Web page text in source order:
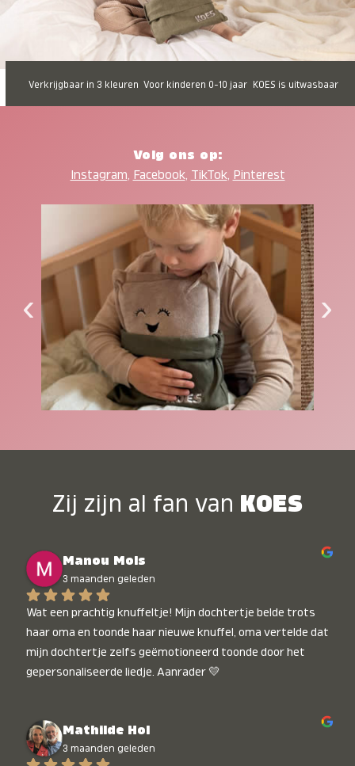
Verkrijgbaar in 3 kleuren Voor kinderen 0-10 jaar KOES is uitwasbaar
Volg ons op:
Instagram, Facebook, TikTok, Pinterest
‹ ›
Zij zijn al fan van KOES
Manou Mols
3 maanden geleden
Wat een prachtig knuffeltje! Mijn dochtertje belde trots
haar oma en toonde haar nieuwe knuffel, oma vertelde dat
mijn dochtertje zelfs geëmotioneerd toonde door het
gepersonaliseerde liedje. Aanrader 💛
Mathilde Hol
3 maanden geleden